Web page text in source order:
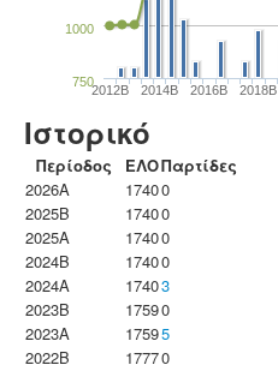
2012B 2014B 2016B 2018B
750
1000
Ιστορικό
Περίοδος ΕΛΟΠαρτίδες
2026A
17400
2025B
17400
2025A
17400
2024B
17400
2024A
17403
2023B
17590
2023Α
17595
2022B
17770